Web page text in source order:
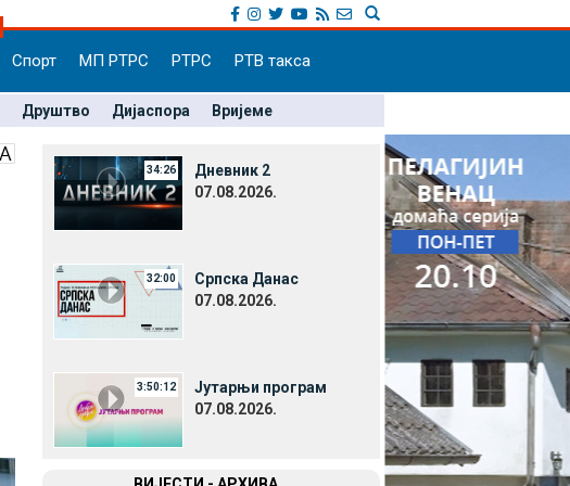
Спорт МП РТРС РТРС РТВ такса
Друштво Дијаспора Вријеме
34:26
Дневник 2
07.08.2026.
32:00
Српска Данас
07.08.2026.
3:50:12
Јутарњи програм
07.08.2026.